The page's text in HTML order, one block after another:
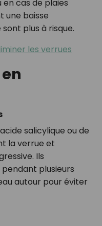
en cas de plaies
une baisse
plus à risque.
les verrues
salicylique ou de
la verrue et
Ils
plusieurs
autour pour éviter